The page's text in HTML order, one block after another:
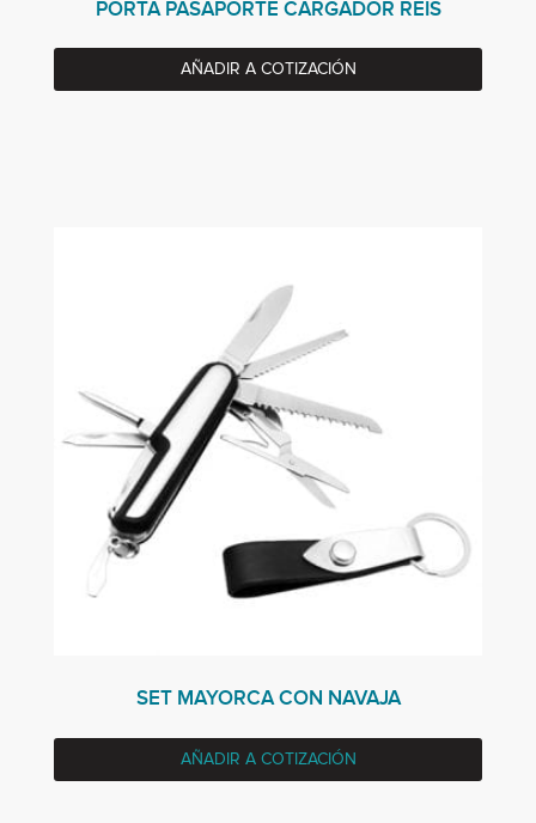
PORTA PASAPORTE CARGADOR REIS
AÑADIR A COTIZACIÓN
SET MAYORCA CON NAVAJA
AÑADIR A COTIZACIÓN